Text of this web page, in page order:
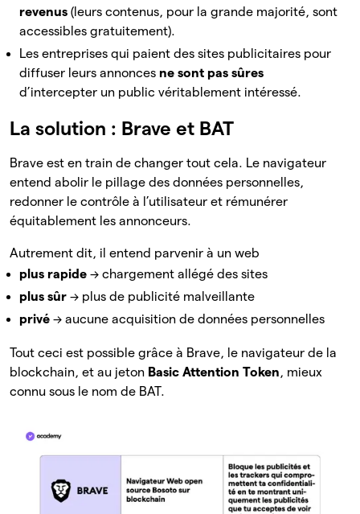
revenus (leurs contenus, pour la grande majorité, sont
accessibles gratuitement).
Les entreprises qui paient des sites publicitaires pour
diffuser leurs annonces ne sont pas sûres
d’intercepter un public véritablement intéressé.
La solution : Brave et BAT
Brave est en train de changer tout cela. Le navigateur
entend abolir le pillage des données personnelles,
redonner le contrôle à l’utilisateur et rémunérer
équitablement les annonceurs.
Autrement dit, il entend parvenir à un web
plus rapide → chargement allégé des sites
plus sûr → plus de publicité malveillante
privé → aucune acquisition de données personnelles
Tout ceci est possible grâce à Brave, le navigateur de la
blockchain, et au jeton Basic Attention Token, mieux
connu sous le nom de BAT.